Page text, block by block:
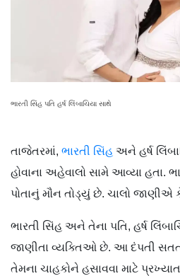
ભારતી સિંહ પતિ હર્ષ લિંબાચિયા સાથે
તાજેતરમાં, ભારતી સિંહ અને હર્ષ
હોવાના અહેવાલો સામે આવ્યા હતા.
પોતાનું મૌન તોડ્યું છે. ચાલો જાણીએ
ભારતી સિંહ અને તેના પતિ, હર્ષ
જાણીતા વ્યક્તિઓ છે. આ દંપતી
તેમના ચાહકોને હસાવવા માટે